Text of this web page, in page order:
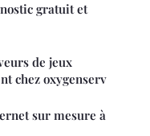
gratuit et
de jeux
chez oxygenserv
sur mesure à